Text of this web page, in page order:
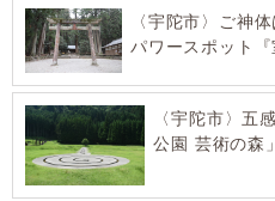
〈宇陀市〉ご神
パワースポット『
〈宇陀市〉五
公園 芸術の森」